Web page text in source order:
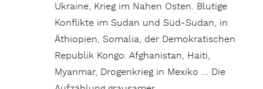
Ukraine, Krieg im Nahen Osten. Blutige
Konflikte im Sudan und Süd-Sudan, in
Äthiopien, Somalia, der Demokratischen
Republik Kongo. Afghanistan, Haiti,
Myanmar, Drogenkrieg in Mexiko … Die